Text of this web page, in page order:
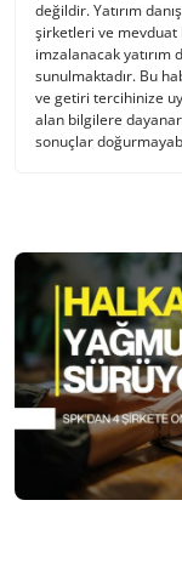
değildir. Yatırım
şirketleri ve mevduat
imzalanacak yatırım
sunulmaktadır. Bu
ve getiri tercihinize
alan bilgilere
sonuçlar